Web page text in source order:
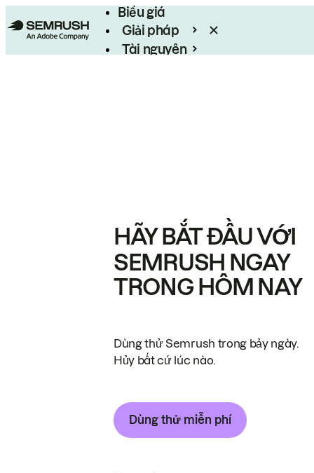
Biểu giá
Giải pháp
Tài nguyên
HÃY BẮT ĐẦU VỚI
SEMRUSH NGAY
TRONG HÔM NAY
Dùng thử Semrush trong bảy ngày.
Hủy bất cứ lúc nào.
Dùng thử miễn phí